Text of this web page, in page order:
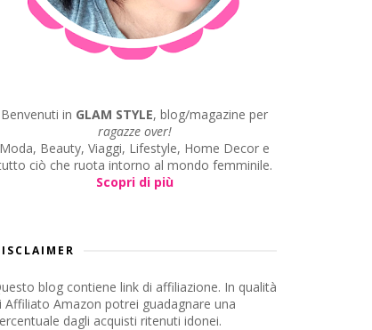
Benvenuti in GLAM STYLE, blog/magazine per
ragazze over!
Moda, Beauty, Viaggi, Lifestyle, Home Decor e
ciò che ruota intorno al mondo femminile.
Scopri di più
blog contiene link di affiliazione. In qualità
Affiliato Amazon potrei guadagnare una
dagli acquisti ritenuti idonei.